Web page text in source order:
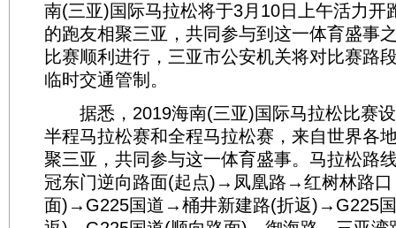
南(三亚)国际马拉松将于3月10日上午活力开
的跑友相聚三亚，共同参与到这一体育盛事
比赛顺利进行，三亚市公安机关将对比赛路
临时交通管制。
据悉，2019海南(三亚)国际马拉松比赛设
半程马拉松赛和全程马拉松赛，来自世界各
聚三亚，共同参与这一体育盛事。马拉松路
冠东门逆向路面(起点)→凤凰路→红树林路
面)→G225国道→桶井新建路(折返)→G225